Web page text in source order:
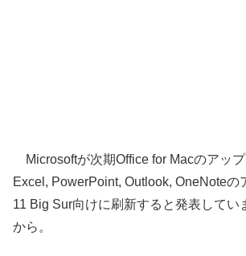
Microsoftが次期Office for Macのアッ
Excel, PowerPoint, Outlook, OneNoteの
11 Big Sur向けに刷新すると発表してい
から。